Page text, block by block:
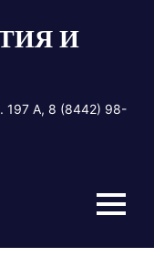
И
197 А, 8 (8442) 98-
Меню